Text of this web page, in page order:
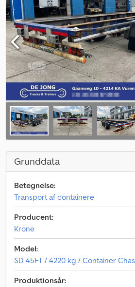
Grunddata
Betegnelse:
Transport af containere
Producent:
Krone
Model:
SD 45FT / 4220 kg / Container
Produktionsår: